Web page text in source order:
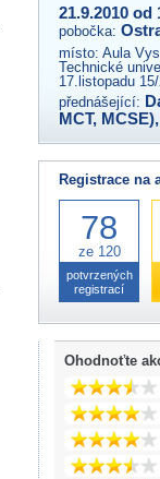
21.9.2010 od
pobočka:
místo: Aula
Technické
17.listopadu
přednášející:
MCT, MCSE)
Registrace na
78
ze 120
potvrzených
registrací
Ohodnoťte